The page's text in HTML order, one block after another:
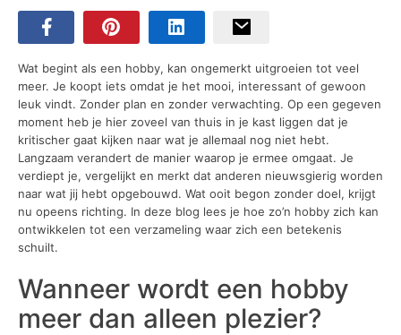
Wat begint als een hobby, kan ongemerkt uitgroeien tot veel
meer. Je koopt iets omdat je het mooi, interessant of gewoon
leuk vindt. Zonder plan en zonder verwachting. Op een gegeven
moment heb je hier zoveel van thuis in je kast liggen dat je
kritischer gaat kijken naar wat je allemaal nog niet hebt.
Langzaam verandert de manier waarop je ermee omgaat. Je
verdiept je, vergelijkt en merkt dat anderen nieuwsgierig worden
naar wat jij hebt opgebouwd. Wat ooit begon zonder doel, krijgt
nu opeens richting. In deze blog lees je hoe zo’n hobby zich kan
ontwikkelen tot een verzameling waar zich een betekenis
schuilt.
Wanneer wordt een hobby
meer dan alleen plezier?